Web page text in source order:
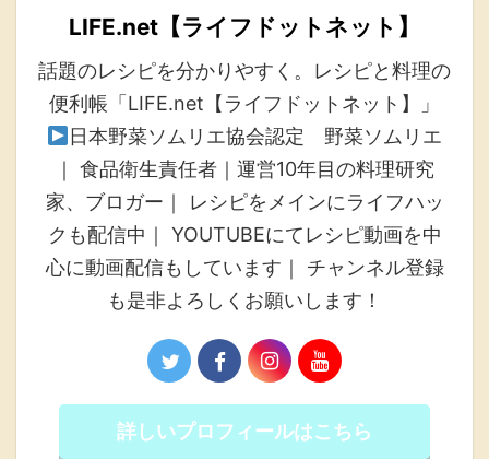
LIFE.net【ライフドットネット】
話題のレシピを分かりやすく。レシピと料理の
便利帳「LIFE.net【ライフドットネット】」
日本野菜ソムリエ協会認定 野菜ソムリエ
｜ 食品衛生責任者｜運営10年目の料理研究
家、ブロガー｜ レシピをメインにライフハッ
クも配信中｜ YOUTUBEにてレシピ動画を中
心に動画配信もしています｜ チャンネル登録
も是非よろしくお願いします！
詳しいプロフィールはこちら